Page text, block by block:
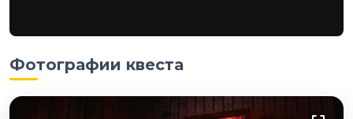
Фотографии квеста